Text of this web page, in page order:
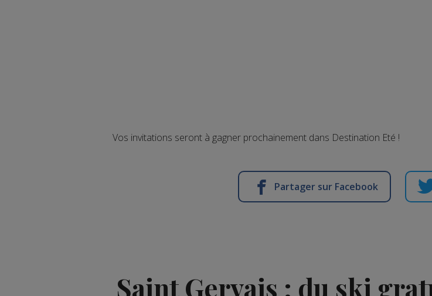
Vos invitations seront à gagner prochainement dans Destination Eté !
Partager sur Facebook
Saint Gervais : du ski